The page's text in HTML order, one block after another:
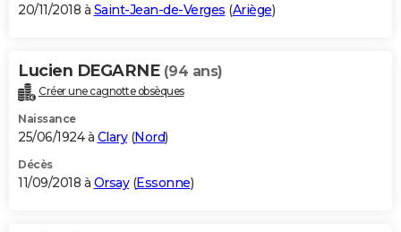
20/11/2018 à Saint-Jean-de-Verges (Ariège)
Lucien DEGARNE (94 ans)
Créer une cagnotte obsèques
Naissance
25/06/1924 à Clary(Nord)
Décès
11/09/2018 à Orsay(Essonne)